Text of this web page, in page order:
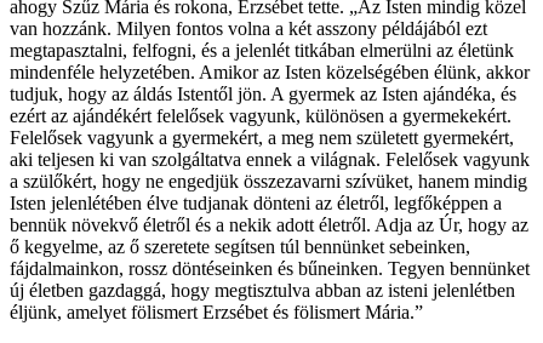
ahogy Szűz Mária és rokona, Erzsébet tette. „Az Isten mindig közel
van hozzánk. Milyen fontos volna a két asszony példájából ezt
megtapasztalni, felfogni, és a jelenlét titkában elmerülni az életünk
mindenféle helyzetében. Amikor az Isten közelségében élünk, akkor
tudjuk, hogy az áldás Istentől jön. A gyermek az Isten ajándéka, és
ezért az ajándékért felelősek vagyunk, különösen a gyermekekért.
Felelősek vagyunk a gyermekért, a meg nem született gyermekért,
aki teljesen ki van szolgáltatva ennek a világnak. Felelősek vagyunk
a szülőkért, hogy ne engedjük összezavarni szívüket, hanem mindig
Isten jelenlétében élve tudjanak dönteni az életről, legfőképpen a
bennük növekvő életről és a nekik adott életről. Adja az Úr, hogy az
ő kegyelme, az ő szeretete segítsen túl bennünket sebeinken,
fájdalmainkon, rossz döntéseinken és bűneinken. Tegyen bennünket
új életben gazdaggá, hogy megtisztulva abban az isteni jelenlétben
éljünk, amelyet fölismert Erzsébet és fölismert Mária.”